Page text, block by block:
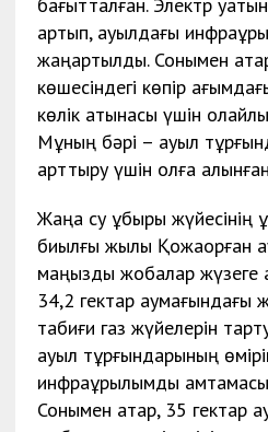
артып, ауылдағы
жаңартылды. Сонымен
көшесіндегі көпір
көлік қатынасы үшін
Мұның бәрі – ауыл
арттыру үшін қолға
Жаңа су құбыры жүйесінің
биылғы жылы Қожақорған
маңызды жобалар жүзеге
34,2 гектар аумағындағы
табиғи газ жүйелерін
ауыл тұрғындарының
инфрақұрылымды
Сонымен қатар, 35 гектар